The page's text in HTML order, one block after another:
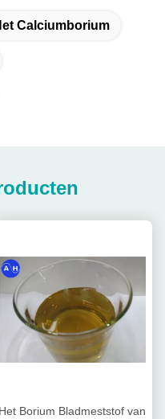
Calciumborium
Het Borium Bladmeststof van